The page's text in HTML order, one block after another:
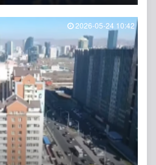
2026-05-24 10:42